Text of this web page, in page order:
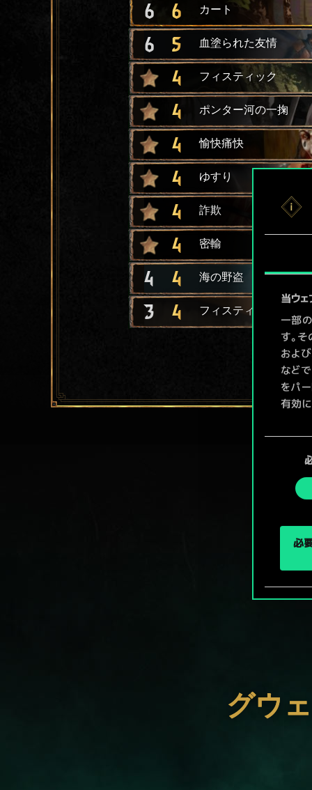
当ウ
一部
す。
およ
など
をパ
有効
ュー
必
6 6 カート
6 5 血塗られた友情
4 フィスティック
4 ポンター河の一掬
4 愉快痛快
4 ゆすり
4 詐欺
4 密輸
4 4 海の野盗
3 4 フィスティックの密
グウ